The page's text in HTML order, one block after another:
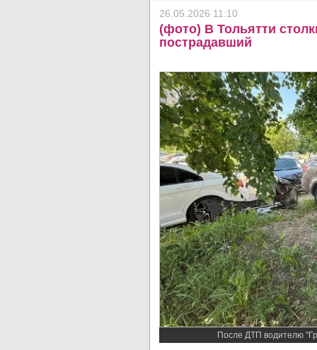
26.05.2026 11:10
(фото) В Тольятти
пострадавший
После ДТП водителю